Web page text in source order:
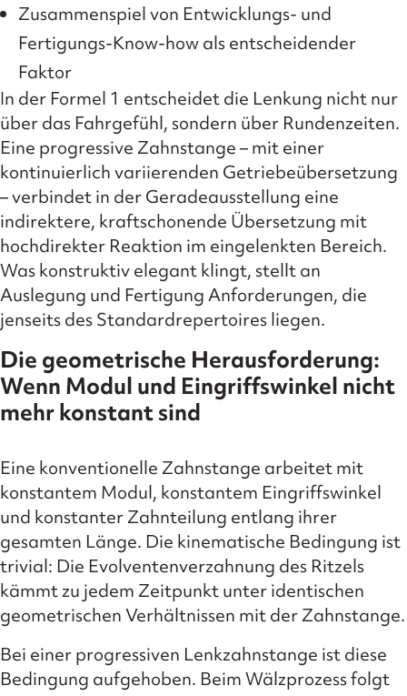
Zusammenspiel von Entwicklungs- und
Fertigungs-Know-how als entscheidender
Faktor
In der Formel 1 entscheidet die Lenkung nicht nur
über das Fahrgefühl, sondern über Rundenzeiten.
Eine progressive Zahnstange – mit einer
kontinuierlich variierenden Getriebeübersetzung
– verbindet in der Geradeausstellung eine
indirektere, kraftschonende Übersetzung mit
hochdirekter Reaktion im eingelenkten Bereich.
Was konstruktiv elegant klingt, stellt an
Auslegung und Fertigung Anforderungen, die
jenseits des Standardrepertoires liegen.
Die geometrische Herausforderung:
Wenn Modul und Eingriffswinkel nicht
mehr konstant sind
Eine konventionelle Zahnstange arbeitet mit
konstantem Modul, konstantem Eingriffswinkel
und konstanter Zahnteilung entlang ihrer
gesamten Länge. Die kinematische Bedingung ist
trivial: Die Evolventenverzahnung des Ritzels
kämmt zu jedem Zeitpunkt unter identischen
geometrischen Verhältnissen mit der Zahnstange.
Bei einer progressiven Lenkzahnstange ist diese
Bedingung aufgehoben. Beim Wälzprozess folgt